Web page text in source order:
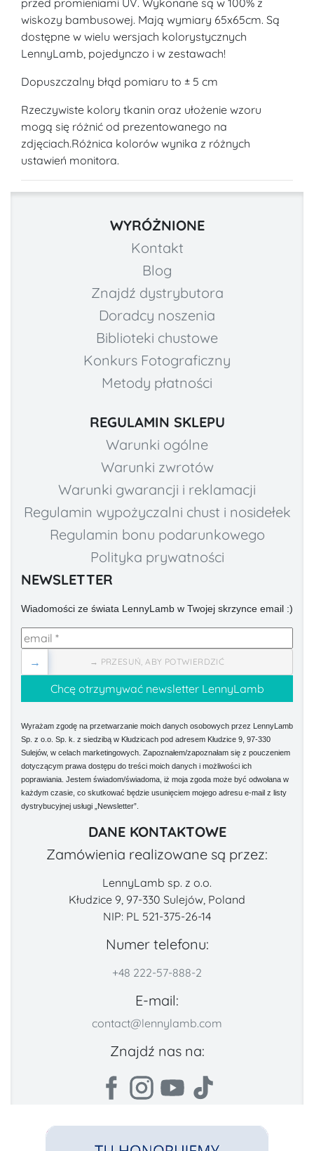
wiskozy bambusowej. Mają wymiary 65x65cm. Są
dostępne w wielu wersjach kolorystycznych
LennyLamb, pojedynczo i w zestawach!
Dopuszczalny błąd pomiaru to ± 5 cm
Rzeczywiste kolory tkanin oraz ułożenie wzoru
mogą się różnić od prezentowanego na
zdjęciach.Różnica kolorów wynika z różnych
ustawień monitora.
WYRÓŻNIONE
Kontakt
Blog
Znajdź dystrybutora
Doradcy noszenia
Biblioteki chustowe
Konkurs Fotograficzny
Metody płatności
REGULAMIN SKLEPU
Warunki ogólne
Warunki zwrotów
Warunki gwarancji i reklamacji
Regulamin wypożyczalni chust i nosidełek
Regulamin bonu podarunkowego
Polityka prywatności
NEWSLETTER
Wiadomości ze świata LennyLamb w Twojej skrzynce email :)
→ PRZESUŃ, ABY POTWIERDZIĆ
→
Wyrażam zgodę na przetwarzanie moich danych osobowych przez LennyLamb
Sp. z o.o. Sp. k. z siedzibą w Kłudzicach pod adresem Kłudzice 9, 97-330
Sulejów, w celach marketingowych. Zapoznałem/zapoznałam się z pouczeniem
dotyczącym prawa dostępu do treści moich danych i możliwości ich
poprawiania. Jestem świadom/świadoma, iż moja zgoda może być odwołana w
każdym czasie, co skutkować będzie usunięciem mojego adresu e-mail z listy
dystrybucyjnej usługi „Newsletter”.
DANE KONTAKTOWE
Zamówienia realizowane są przez:
LennyLamb sp. z o.o.
Kłudzice 9, 97-330 Sulejów, Poland
NIP: PL 521-375-26-14
Numer telefonu:
+48 222-57-888-2
E-mail:
contact@lennylamb.com
Znajdź nas na: